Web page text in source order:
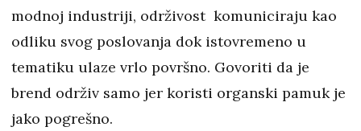
modnoj industriji, održivost komuniciraju kao
odliku svog poslovanja dok istovremeno u
tematiku ulaze vrlo površno. Govoriti da je
brend održiv samo jer koristi organski pamuk je
jako pogrešno.